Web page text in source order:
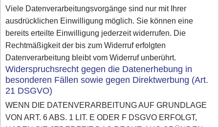
Viele Datenverarbeitungsvorgänge sind nur mit Ihrer
ausdrücklichen Einwilligung möglich. Sie können eine
bereits erteilte Einwilligung jederzeit widerrufen. Die
Rechtmäßigkeit der bis zum Widerruf erfolgten
Datenverarbeitung bleibt vom Widerruf unberührt.
Widerspruchsrecht gegen die Datenerhebung in
besonderen Fällen sowie gegen Direktwerbung (Art.
21 DSGVO)
WENN DIE DATENVERARBEITUNG AUF GRUNDLAGE
VON ART. 6 ABS. 1 LIT. E ODER F DSGVO ERFOLGT,